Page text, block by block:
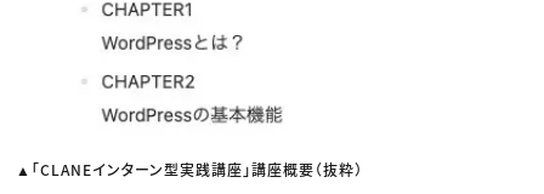
▲「CLANEインターン型実践講座」講座概要（抜粋）